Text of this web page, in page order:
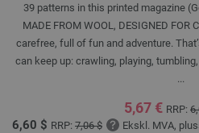
39 patterns in this printed magazine
MADE FROM WOOL, DESIGNED FOR
carefree, full of fun and adventure.
can keep up: crawling, playing,
...
5,67 € RRP:
6,60 $ RRP: 7,06 $ Ekskl. MVA,